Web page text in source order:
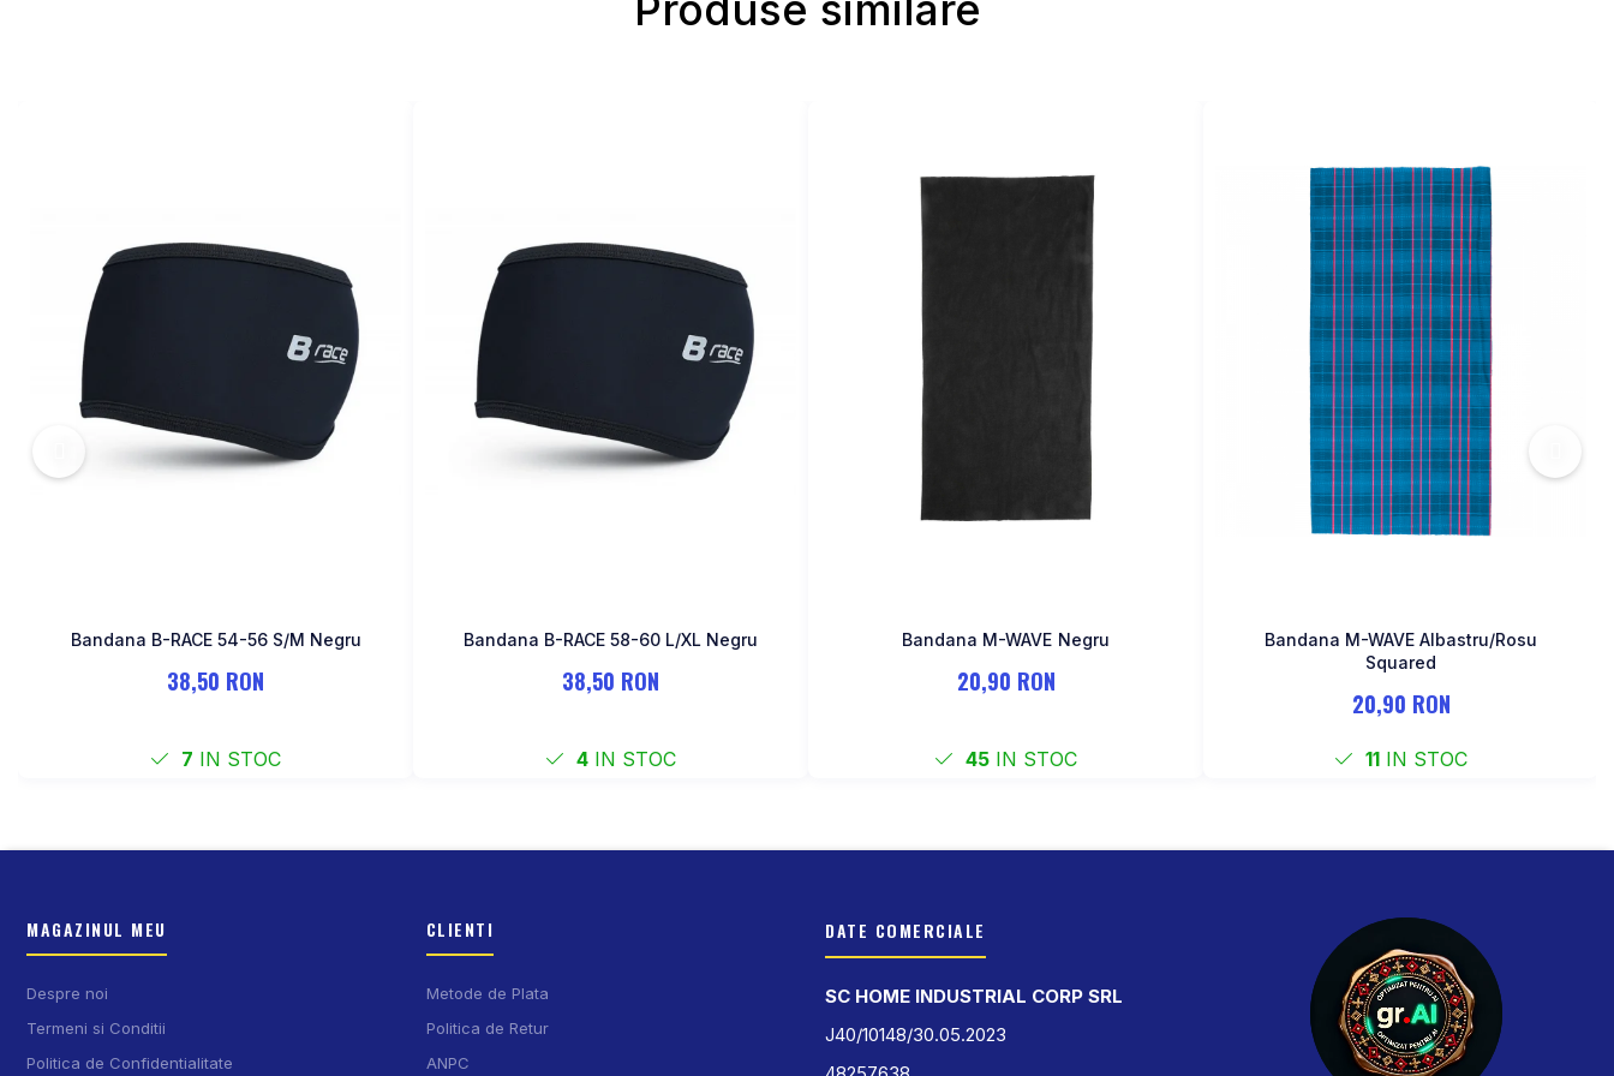
Bandana B-RACE 54-56 S/M Negru
38,50 RON
7 IN STOC
Bandana B-RACE 58-60 L/XL Negru
38,50 RON
4 IN STOC
Bandana M-WAVE Negru
20,90 RON
45 IN STOC
Bandana M-WAVE Albastru/Rosu
Squared
20,90 RON
11 IN STOC
MAGAZINUL MEU
Despre noi
Termeni si Conditii
Politica de Confidentialitate
CLIENTI
Metode de Plata
Politica de Retur
ANPC
DATE COMERCIALE
SC HOME INDUSTRIAL CORP SRL
J40/10148/30.05.2023